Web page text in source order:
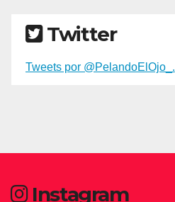
Twitter
Tweets por @PelandoElOjo_.
Instagram